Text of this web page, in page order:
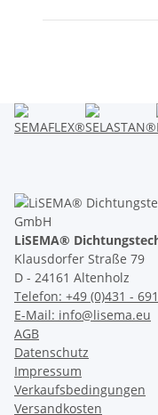
LiSEMA®
Klausdorfer Straße 79
D - 24161 Altenholz
Telefon: +49 (0)431 -
E-Mail: info@lisema.eu
AGB
Datenschutz
Impressum
Verkaufsbedingungen
Versandkosten